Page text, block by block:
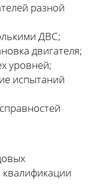
разной
ДВС;
двигателя;
уровней;
испытаний
квалификации